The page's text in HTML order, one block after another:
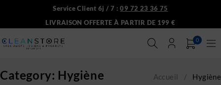
Service Client 6j / 7 :09 72 23 36 75
LIVRAISON OFFERTE À PARTIR DE 199 €
0
Category: Hygiène Accueil / Hygiène